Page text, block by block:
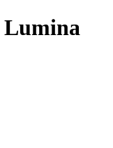
Lumina